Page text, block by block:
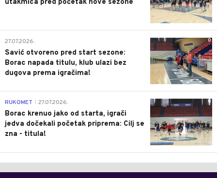
utakmica pred početak nove sezone
0
27.07.2026.
Savić otvoreno pred start sezone:
Borac napada titulu, klub ulazi bez
dugova prema igračima!
0
RUKOMET 27.07.2026.
Borac krenuo jako od starta, igrači
jedva dočekali početak priprema: Cilj se
zna - titula!